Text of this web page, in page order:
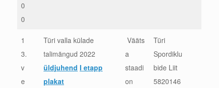
0
0
1
3.
v
e
Türi valla külade
talimängud 2022
üldjuhend I etapp
plakat
Vääts
a
staadi
on
Türi
Spordiklu
bide Liit
5820146